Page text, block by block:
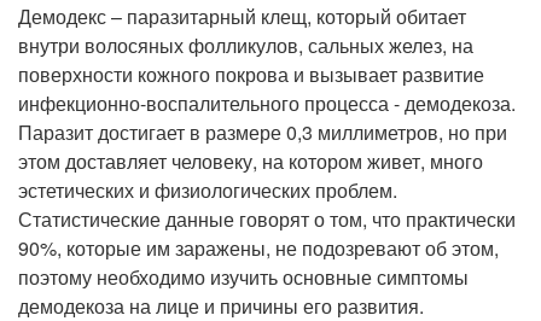
Демодекс – паразитарный клещ, который обитает
внутри волосяных фолликулов, сальных желез, на
поверхности кожного покрова и вызывает развитие
инфекционно-воспалительного процесса - демодекоза.
Паразит достигает в размере 0,3 миллиметров, но при
этом доставляет человеку, на котором живет, много
эстетических и физиологических проблем.
Статистические данные говорят о том, что практически
90%, которые им заражены, не подозревают об этом,
поэтому необходимо изучить основные симптомы
демодекоза на лице и причины его развития.